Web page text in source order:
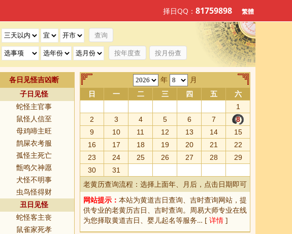
按年度查 按月份查
择日QQ： 81759898 繁體
各日见怪吉凶断
子日见怪
蛇怪主官事
鼠怪人信至
母鸡啼主旺
鹊屎衣考服
孤怪主死亡
甑鸣欠神愿
犬怪不明事
虫鸟怪得财
丑日见怪
蛇怪客主丧
鼠雀家死孝
年 月
日 一 二 三 四 五
六
1
2
3 4 5 6 7
8
9
10 11 12 13 14
15
16
17 18 19 20 21
22
23
24 25 26 27 28
29
30
31
老黄历查询流程：选择上面年、月后，点击日期即可
网站提示： 本站为黄道吉日查询、 吉时查询网站，提
供专业的老黄历吉日、吉时查询。周易大师专业在线
为您择取黄道吉日、婴儿起名等服务… [ 详情 ]